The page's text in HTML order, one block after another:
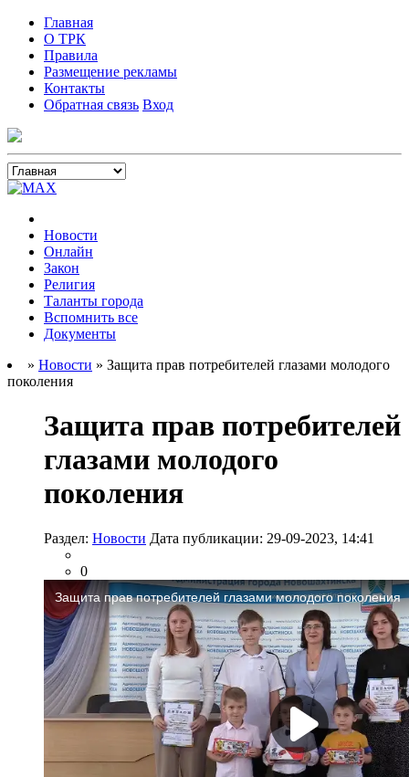
Главная
О ТРК
Правила
Размещение рекламы
Контакты
Обратная связь Вход
Новости
Онлайн
Закон
Религия
Таланты города
Вспомнить все
Документы
» Новости » Защита прав потребителей глазами молодого
поколения
Защита прав потребителей
глазами молодого
поколения
Раздел: Новости Дата публикации: 29-09-2023, 14:41
0